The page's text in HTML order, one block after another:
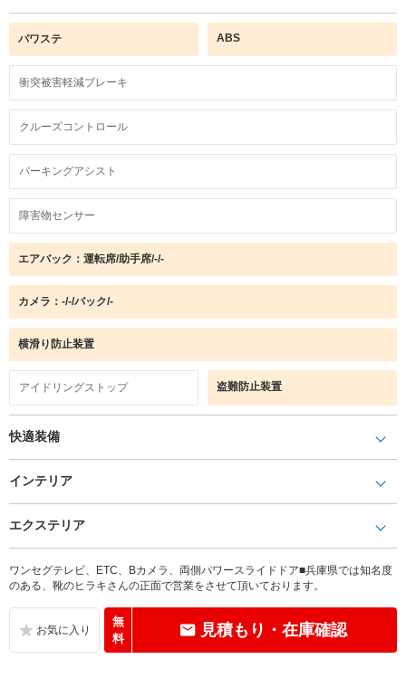
パワステ ABS
衝突被害軽減ブレーキ
クルーズコントロール
パーキングアシスト
障害物センサー
エアバック：運転席/助手席/-/-
カメラ：-/-/バック/-
横滑り防止装置
アイドリングストップ 盗難防止装置
快適装備
インテリア
エクステリア
ワンセグテレビ、ETC、Bカメラ、両側パワースライドドア■兵庫県では知名度
のある、靴のヒラキさんの正面で営業をさせて頂いております。
無
料
見積もり・在庫確認